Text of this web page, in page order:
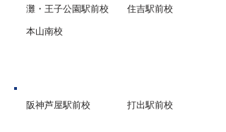
灘・王子公園駅前校
住吉駅前校
本山南校
阪神芦屋駅前校 打出駅前校